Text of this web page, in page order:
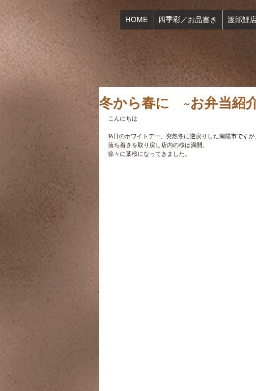
HOME 四季彩／お品書き 渡部鯉
冬から春に ~お弁当紹
こんにちは
14日のホワイトデー、突然冬に逆戻りした南陽市ですが
落ち着きを取り戻し店内の桜は満開。
徐々に葉桜になってきました。